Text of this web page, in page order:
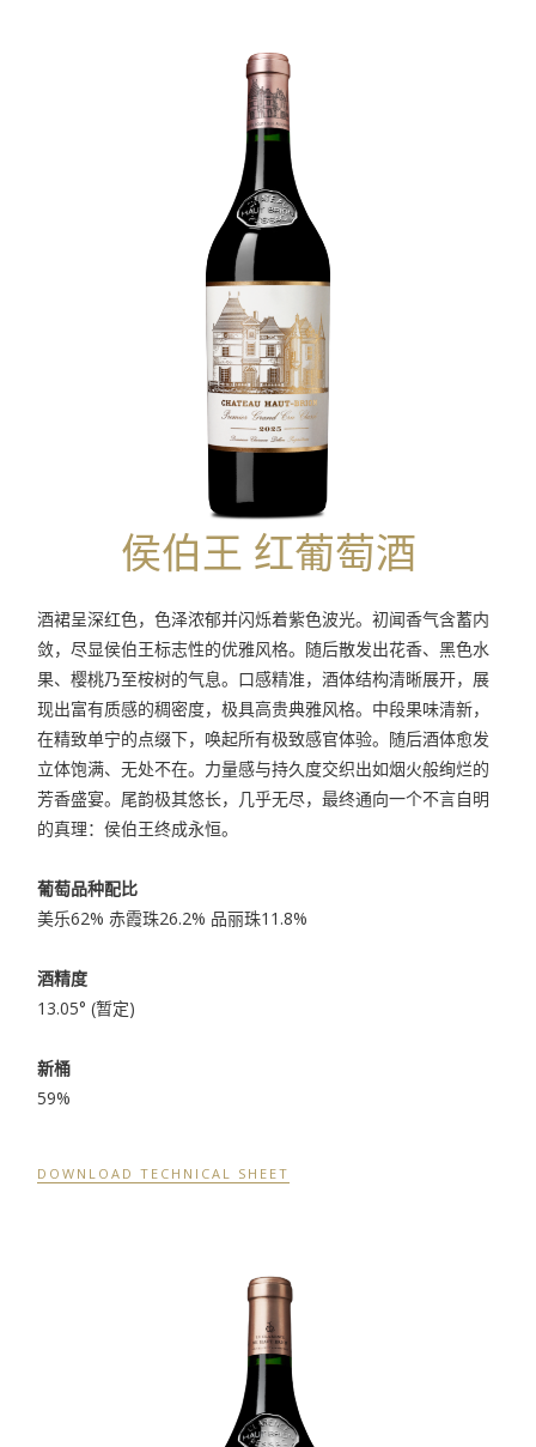
侯伯王 红葡萄酒
酒裙呈深红色，色泽浓郁并闪烁着紫色波光。初闻香气含蓄内
敛，尽显侯伯王标志性的优雅风格。随后散发出花香、黑色水
果、樱桃乃至桉树的气息。口感精准，酒体结构清晰展开，展
现出富有质感的稠密度，极具高贵典雅风格。中段果味清新，
在精致单宁的点缀下，唤起所有极致感官体验。随后酒体愈发
立体饱满、无处不在。力量感与持久度交织出如烟火般绚烂的
芳香盛宴。尾韵极其悠长，几乎无尽，最终通向一个不言自明
的真理：侯伯王终成永恒。
葡萄品种配比
美乐62% 赤霞珠26.2% 品丽珠11.8%
酒精度
13.05° (暂定)
新桶
59%
DOWNLOAD TECHNICAL SHEET